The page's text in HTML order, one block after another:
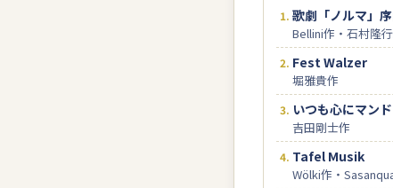
歌劇「ノルマ」
Bellini作・石村隆
Fest Walzer
堀雅貴作
いつも心にマン
吉田剛士作
Tafel Musik
Wölki作・